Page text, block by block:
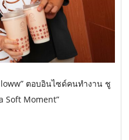
ตอบอินไซด์คนทำงาน ชู
Soft Moment”